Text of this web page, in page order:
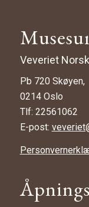
Veveriet
Pb 720 Skøyen,
0214 Oslo
Tlf: 22561062
E-post: